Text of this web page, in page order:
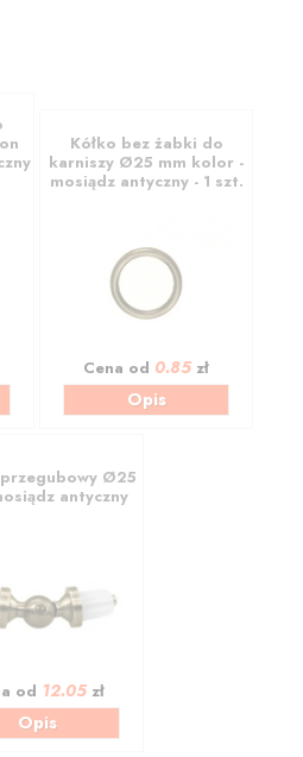
Kółko bez żabki do
karniszy Ø25 mm kolor -
mosiądz antyczny - 1 szt.
Cena od 0.85 zł
Opis
Ø25
antyczny
od 12.05zł
Opis